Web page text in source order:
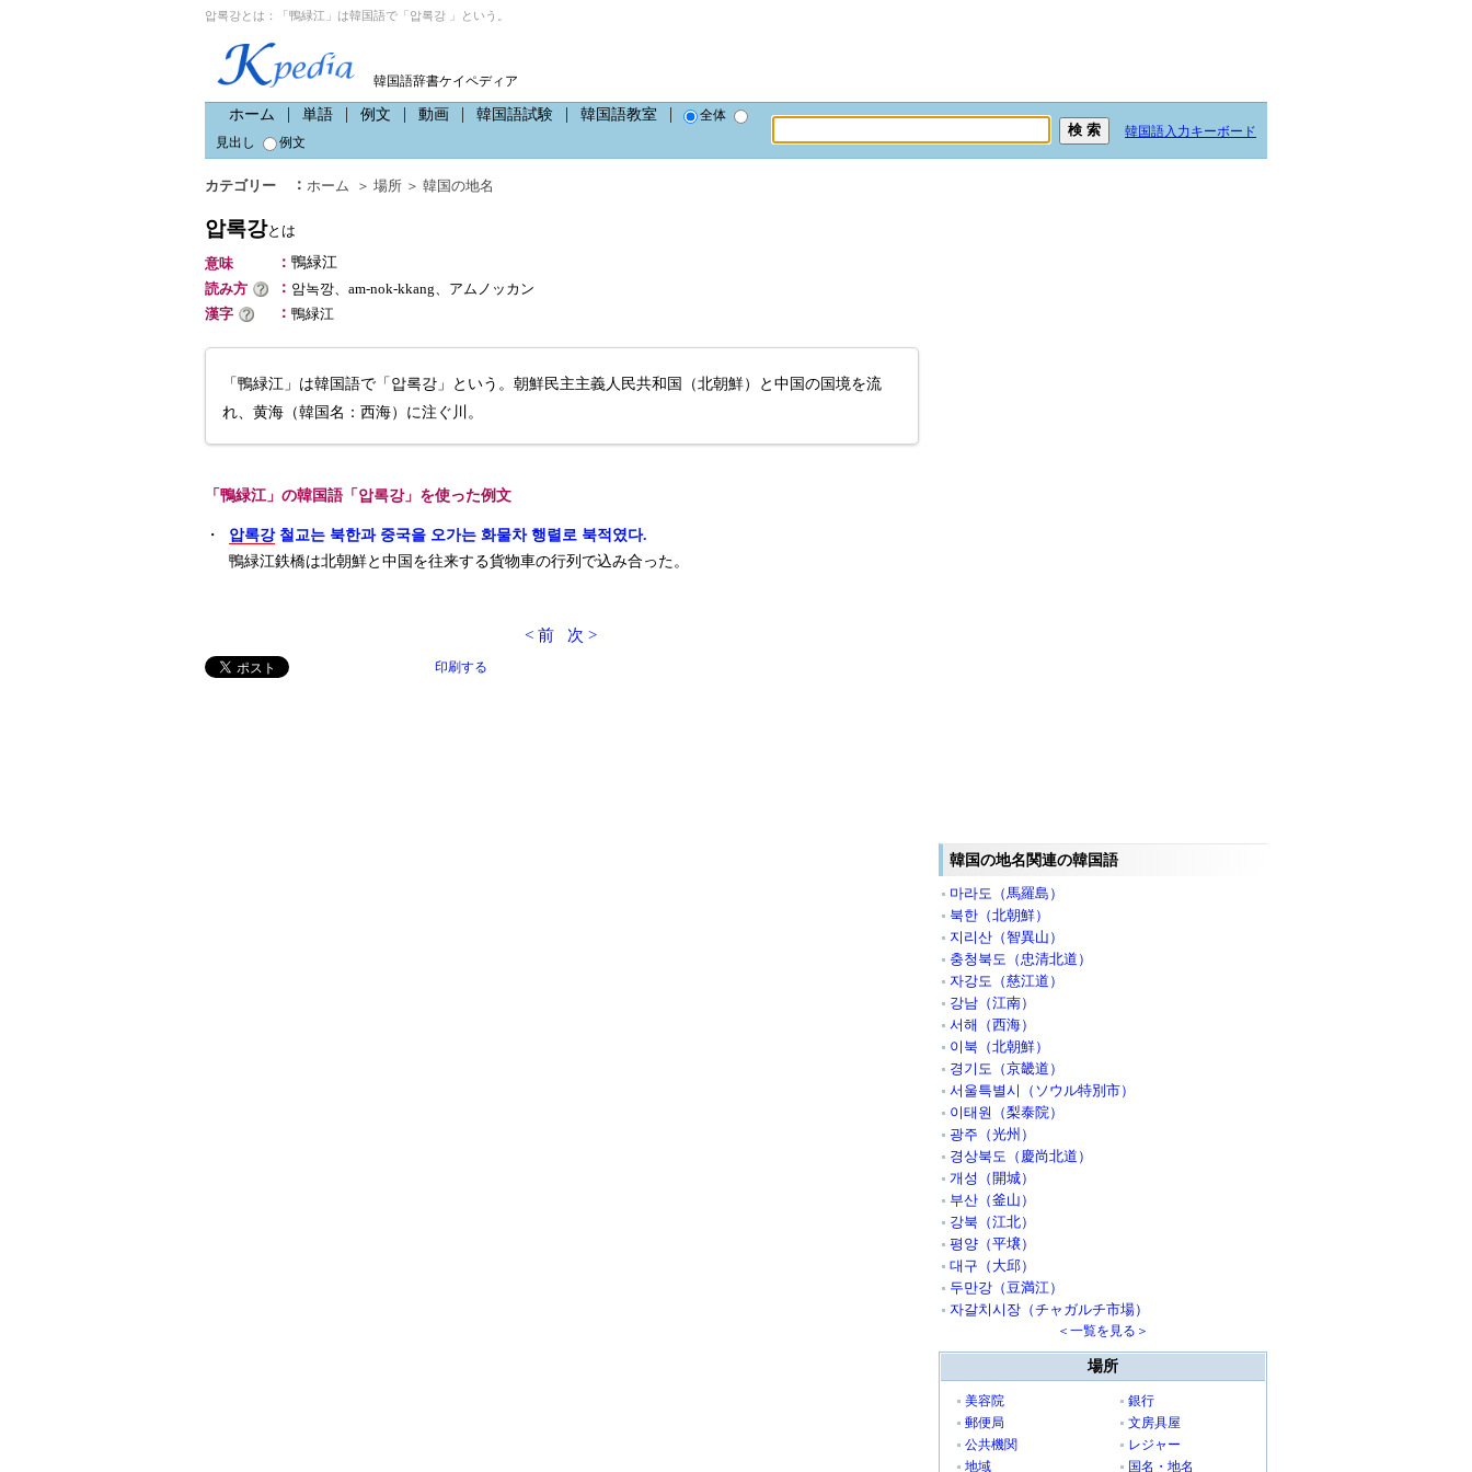
압록강とは：「鴨緑江」は韓国語で「압록강 」という。
韓国語辞書ケイペディア
ホーム 単語 例文 動画 韓国語試験 韓国語教室
全体
見出し
例文
韓国語入力キーボード
カテゴリー ： ホーム ＞ 場所 ＞ 韓国の地名
압록강とは
意味
： 鴨緑江
読み方
： 암녹깡、am-nok-kkang、アムノッカン
漢字
： 鴨緑江
「鴨緑江」は韓国語で「압록강」という。朝鮮民主主義人民共和国（北朝鮮）と中国の国境を流
れ、黄海（韓国名：西海）に注ぐ川。
「鴨緑江」の韓国語「압록강」を使った例文
・ 압록강철교는 북한과 중국을 오가는 화물차 행렬로 북적였다.
鴨緑江鉄橋は北朝鮮と中国を往来する貨物車の行列で込み合った。
< 前 次 >
印刷する
韓国の地名関連の韓国語
마라도（馬羅島）
북한（北朝鮮）
지리산（智異山）
충청북도（忠清北道）
자강도（慈江道）
강남（江南）
서해（西海）
이북（北朝鮮）
경기도（京畿道）
서울특별시（ソウル特別市）
이태원（梨泰院）
광주（光州）
경상북도（慶尚北道）
개성（開城）
부산（釜山）
강북（江北）
평양（平壌）
대구（大邱）
두만강（豆満江）
자갈치시장（チャガルチ市場）
＜一覧を見る＞
場所
美容院
銀行
郵便局
文房具屋
公共機関
レジャー
地域
国名・地名